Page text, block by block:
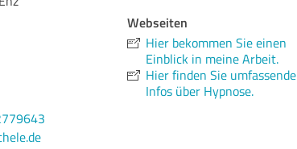
Webseiten
Hier bekommen Sie einen
Einblick in meine Arbeit.
Hier finden Sie umfassende
Infos über Hypnose.